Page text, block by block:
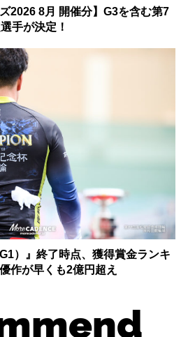
2026 8月 開催分】G3を含む第7
手が決定！
）』終了時点、獲得賞金ランキ
作が早くも2億円超え